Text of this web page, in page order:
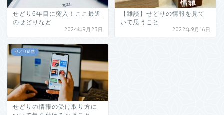
せどり6年目に突入！ここ最近
のせどりなど
2024年9月23日
【雑談】せどりの情報を見て
いて思うこと
2022年9月16日
せどり徒然
せどりの情報の受け取り方に